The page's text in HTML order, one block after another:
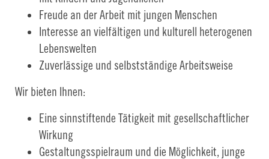
Freude an der Arbeit mit jungen Menschen
Interesse an vielfältigen und kulturell heterogenen
Lebenswelten
Zuverlässige und selbstständige Arbeitsweise
Wir bieten Ihnen:
Eine sinnstiftende Tätigkeit mit gesellschaftlicher
Wirkung
Gestaltungsspielraum und die Möglichkeit, junge